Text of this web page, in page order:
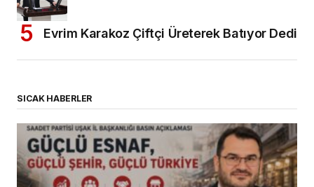
Evrim Karakoz Çiftçi Üreterek Batıyor Dedi
SICAK HABERLER